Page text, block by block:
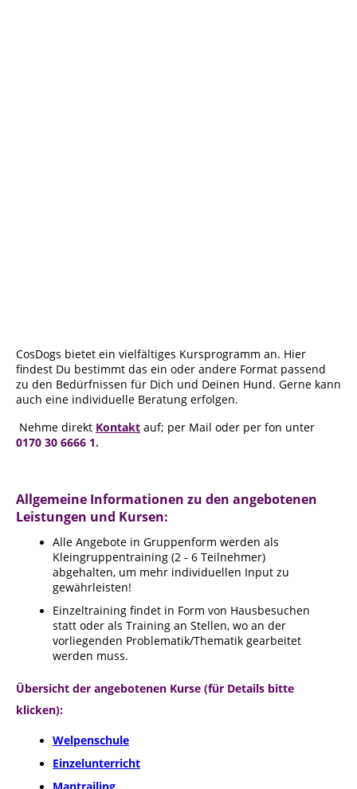
CosDogs bietet ein vielfältiges Kursprogramm an. Hier
findest Du bestimmt das ein oder andere Format passend
zu den Bedürfnissen für Dich und Deinen Hund. Gerne kann
auch eine individuelle Beratung erfolgen.
Nehme direkt Kontakt auf; per Mail oder per fon unter
0170 30 6666 1.
Allgemeine Informationen zu den angebotenen
Leistungen und Kursen:
Alle Angebote in Gruppenform werden als
Kleingruppentraining (2 - 6 Teilnehmer)
abgehalten, um mehr individuellen Input zu
gewährleisten!
Einzeltraining findet in Form von Hausbesuchen
statt oder als Training an Stellen, wo an der
vorliegenden Problematik/Thematik gearbeitet
werden muss.
Übersicht der angebotenen Kurse (für Details bitte
klicken):
Welpenschule
Einzelunterricht